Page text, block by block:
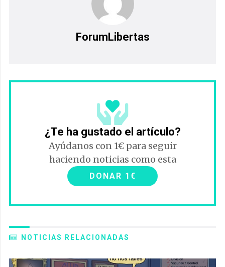
ForumLibertas
¿Te ha gustado el artículo?
Ayúdanos con 1€ para seguir
haciendo noticias como esta
DONAR 1€
NOTICIAS RELACIONADAS